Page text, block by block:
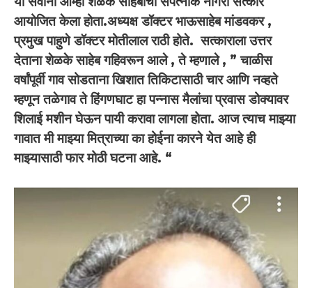
आयोजित केला होता.अध्यक्ष डॉक्टर भाऊसाहेब मांडवकर,
प्रमुख पाहुणे डॉक्टर मोतीलाल राठी होते. सत्काराला उत्तर
देताना शेळके साहेब गहिवरून आले,ते म्हणाले, ”चाळीस
वर्षांपूर्वी गाव सोडताना खिशात तिकिटासाठी चार आणि नव्हते
म्हणून तळेगाव ते हिंगणघाट हा पन्नास मैलांचा प्रवास डोक्यावर
शिलाई मशीन घेऊन पायी करावा लागला होता. आज त्याच माझ्या
गावात मी माझ्या मित्राच्या का होईना कारने येत आहे ही
माझ्यासाठी फार मोठी घटना आहे. “